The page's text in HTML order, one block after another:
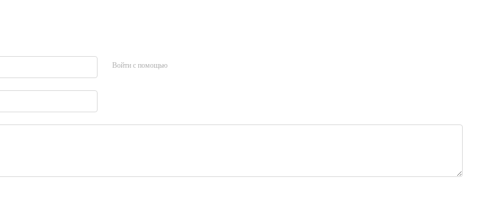
Войти с помощью